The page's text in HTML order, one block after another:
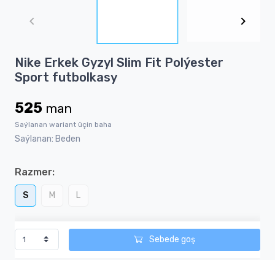
1
of
Nike Erkek Gyzyl Slim Fit Polýester
Sport futbolkasy
525 man
Saýlanan wariant üçin baha
Saýlanan: Beden
Razmer:
S M L
Sebede goş